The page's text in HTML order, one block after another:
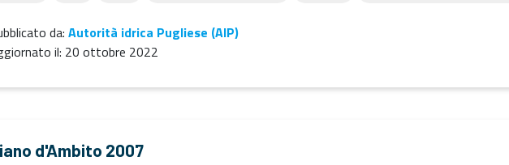
da: Autorità idrica Pugliese (AIP)
il: 20 ottobre 2022
d'Ambito 2007